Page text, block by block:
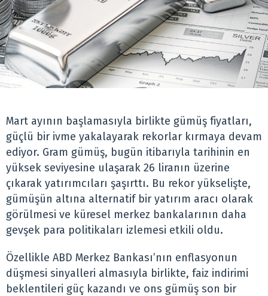
Mart ayının başlamasıyla birlikte gümüş fiyatları,
güçlü bir ivme yakalayarak rekorlar kırmaya devam
ediyor. Gram gümüş, bugün itibarıyla tarihinin en
yüksek seviyesine ulaşarak 26 liranın üzerine
çıkarak yatırımcıları şaşırttı. Bu rekor yükselişte,
gümüşün altına alternatif bir yatırım aracı olarak
görülmesi ve küresel merkez bankalarının daha
gevşek para politikaları izlemesi etkili oldu.
Özellikle ABD Merkez Bankası’nın enflasyonun
düşmesi sinyalleri almasıyla birlikte, faiz indirimi
beklentileri güç kazandı ve ons gümüş son bir